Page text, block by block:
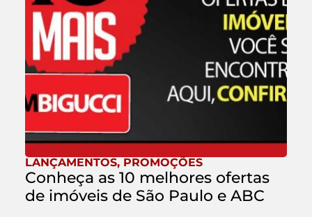
LANÇAMENTOS, PROMOÇÕES
Conheça as 10 melhores ofertas
de imóveis de São Paulo e ABC